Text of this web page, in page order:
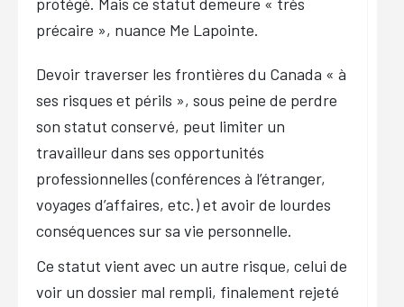
précaire », nuance Me Lapointe.
Devoir traverser les frontières du Canada « à
ses risques et périls », sous peine de perdre
son statut conservé, peut limiter un
travailleur dans ses opportunités
professionnelles (conférences à l’étranger,
voyages d’affaires, etc.) et avoir de lourdes
conséquences sur sa vie personnelle.
Ce statut vient avec un autre risque, celui de
voir un dossier mal rempli, finalement rejeté